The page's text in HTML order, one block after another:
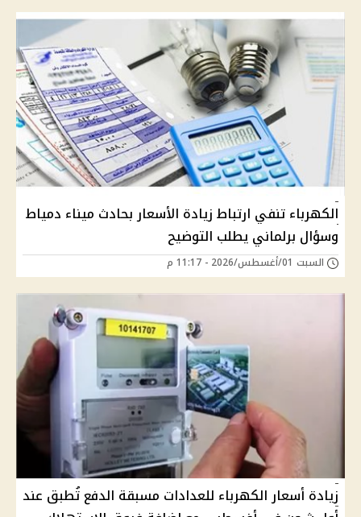
الكهرباء تنفي ارتباط زيادة الأسعار بحادث ميناء دمياط
وسؤال برلماني يطلب التوضيح
السبت 01/أغسطس/2026 - 11:17 م
زيادة أسعار الكهرباء للعدادات مسبقة الدفع تُطبق عند